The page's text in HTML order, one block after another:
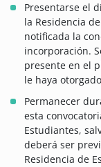
Presentarse el
la Residencia
notificada la
incorporación.
presente en el
le haya
Permanecer
esta
Estudiantes,
deberá ser
Residencia de